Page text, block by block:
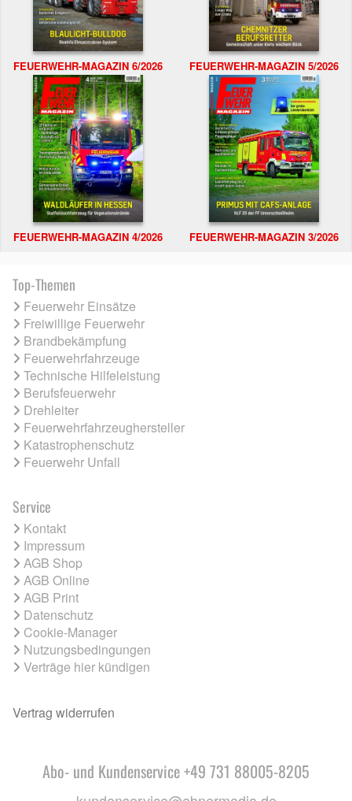
FEUERWEHR-MAGAZIN 6/2026 FEUERWEHR-MAGAZIN 5/2026
FEUERWEHR-MAGAZIN 4/2026 FEUERWEHR-MAGAZIN 3/2026
Top-Themen
Feuerwehr Einsätze
Freiwillige Feuerwehr
Brandbekämpfung
Feuerwehrfahrzeuge
Technische Hilfeleistung
Berufsfeuerwehr
Drehleiter
Feuerwehrfahrzeughersteller
Katastrophenschutz
Feuerwehr Unfall
Service
Kontakt
Impressum
AGB Shop
AGB Online
AGB Print
Datenschutz
Cookie-Manager
Nutzungsbedingungen
Verträge hier kündigen
Vertrag widerrufen
Abo- und Kundenservice +49 731 88005-8205